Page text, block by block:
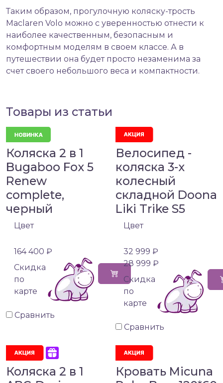
Таким образом, прогулочную коляску-трость
Maclaren Volo можно с уверенностью отнести к
наиболее качественным, безопасным и
комфортным моделям в своем классе. А в
путешествии она будет просто незаменима за
счет своего небольшого веса и компактности.
Товары из статьи
Коляска 2 в 1
Bugaboo Fox 5
Renew
complete,
черный
Цвет
164 400 ₽
Cкидка
по
карте
Сравнить
Велосипед -
коляска 3-х
колесный
складной Doona
Liki Trike S5
Цвет
32 999 ₽
28 999 ₽
Cкидка
по
карте
Сравнить
Коляска 2 в 1
Кровать Micuna